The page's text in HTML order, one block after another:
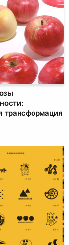
трансформация